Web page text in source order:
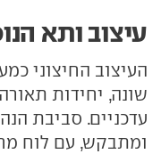
עיצוב ותא
העיצוב החיצוני
שונה, יחידות
עדכניים. סביבת